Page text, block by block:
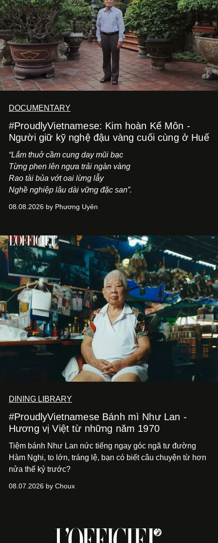
DOCUMENTARY
#ProudlyVietnamese: Kim hoàn Kế Môn -
Người giữ kỹ nghệ đậu vàng cuối cùng ở Huế
“Lắm thuở cầm cung day mũi bạc
Từng phen lên ngựa trải ngàn vàng
Rao tài bủa vớt oai lừng lẫy
Nghề nghiệp lâu dài vững đặc san”.
08.08.2026 by Phương Uyên
DINING LIBRARY
#ProudlyVietnamese Bánh mì Như Lan -
Hương vị Việt từ những năm 1970
Tiệm bánh Như Lan nức tiếng ngay góc ngã tư đường
Hàm Nghi, to lớn, tráng lệ, bạn có biết câu chuyện từ hơn
nửa thế kỷ trước?
08.07.2026 by Choux